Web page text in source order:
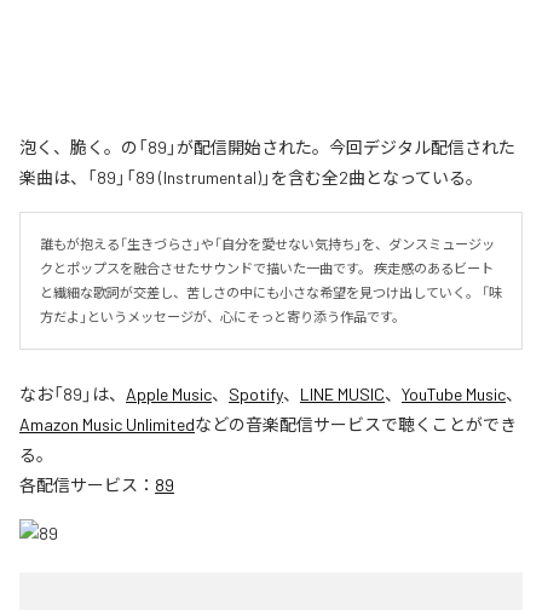
泡く、脆く。の「89」が配信開始された。今回デジタル配信された
楽曲は、「89」「89 (Instrumental)」を含む全2曲となっている。
誰もが抱える「生きづらさ」や「自分を愛せない気持ち」を、ダンスミュージッ
クとポップスを融合させたサウンドで描いた一曲です。 疾走感のあるビート
と繊細な歌詞が交差し、苦しさの中にも小さな希望を見つけ出していく。 「味
方だよ」というメッセージが、心にそっと寄り添う作品です。
なお「89 」は、 Apple Music、 Spotify、 LINE MUSIC、 YouTube Music、
Amazon Music Unlimitedなどの音楽配信サービスで聴くことができ
る。
各配信サービス： 89